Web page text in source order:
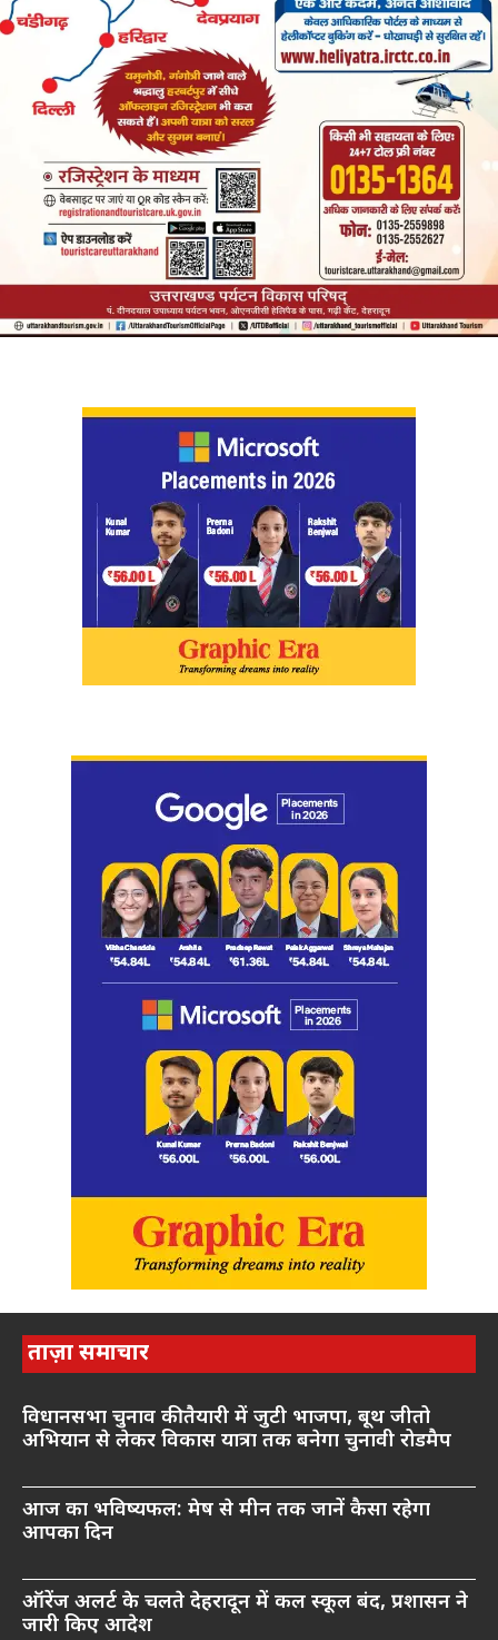
ताज़ा समाचार
विधानसभा चुनाव की तैयारी में जुटी भाजपा, बूथ जीतो
अभियान से लेकर विकास यात्रा तक बनेगा चुनावी रोडमैप
आज का भविष्यफल: मेष से मीन तक जानें कैसा रहेगा
आपका दिन
ऑरेंज अलर्ट के चलते देहरादून में कल स्कूल बंद, प्रशासन ने
जारी किए आदेश